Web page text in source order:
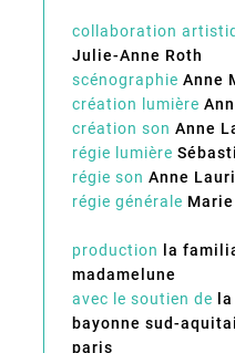
collaboration
Julie-Anne Roth
scénographie Anne
création lumière
création son Anne
régie lumière
régie son Anne
régie générale
production
la
madamelune
avec le soutien de
bayonne sud-
paris